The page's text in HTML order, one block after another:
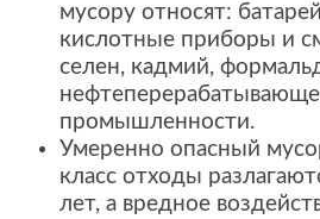
мусору относят:
кислотные приборы и
селен, кадмий,
промышленности.
Умеренно опасный
класс отходы
лет, а вредное